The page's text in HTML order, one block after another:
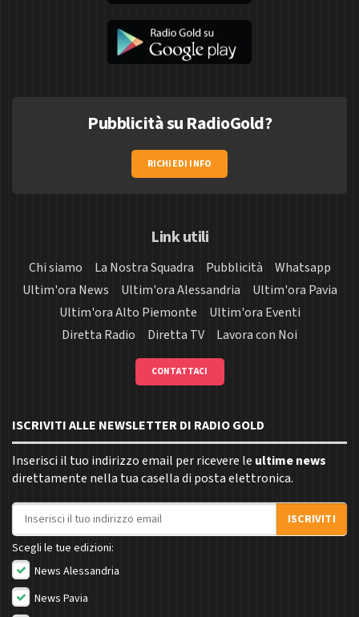
Pubblicità su RadioGold?
RICHIEDI INFO
Link utili
Chi siamo La Nostra Squadra Pubblicità
Whatsapp
Ultim'ora News
Ultim'ora Alessandria
Ultim'ora Pavia
Ultim'ora Alto Piemonte
Ultim'ora Eventi
Diretta Radio
Diretta TV Lavora con Noi
CONTATTACI
ISCRIVITI ALLE NEWSLETTER DI RADIO GOLD
Inserisci il tuo indirizzo email per ricevere le ultime news
direttamente nella tua casella di posta elettronica.
Indirizzo email
ISCRIVITI
Scegli le tue edizioni:
News Alessandria
News Pavia